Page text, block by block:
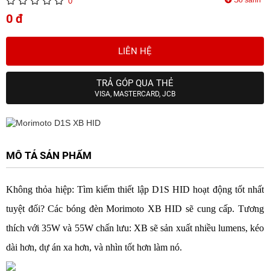
0 đ
LIÊN HỆ
TRẢ GÓP QUA THẺ
VISA, MASTERCARD, JCB
MÔ TẢ SẢN PHẨM
Không thỏa hiệp: Tìm kiếm thiết lập D1S HID hoạt động tốt nhất
tuyệt đối? Các bóng đèn Morimoto XB HID sẽ cung cấp. Tương
thích với 35W và 55W chấn lưu: XB sẽ sản xuất nhiều lumens, kéo
dài hơn, dự án xa hơn, và nhìn tốt hơn làm nó.